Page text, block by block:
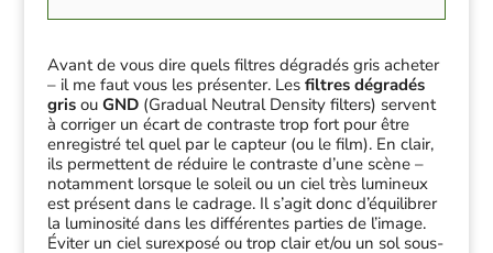
Avant de vous dire quels filtres dégradés gris acheter
– il me faut vous les présenter. Les filtres dégradés
grisou GND(Gradual Neutral Density filters) servent
à corriger un écart de contraste trop fort pour être
enregistré tel quel par le capteur (ou le film). En clair,
ils permettent de réduire le contraste d’une scène –
notamment lorsque le soleil ou un ciel très lumineux
est présent dans le cadrage. Il s’agit donc d’équilibrer
la luminosité dans les différentes parties de l’image.
Éviter un ciel surexposé ou trop clair et/ou un sol sous-